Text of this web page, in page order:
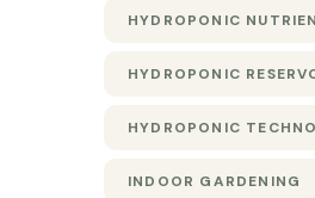
HYDROPONIC
HYDROPONIC
HYDROPONIC
INDOOR GARDENING